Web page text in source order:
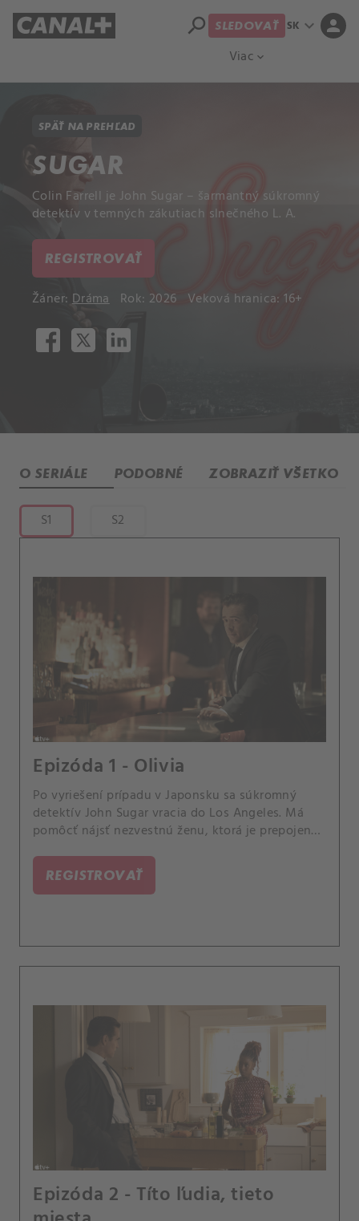
Viac expand_more
search SLEDOVAŤ SK expand_more person
SPÄŤ NA PREHĽAD
SUGAR
Colin Farrell je John Sugar – šarmantný súkromný
detektív v temných zákutiach slnečného L. A.
REGISTROVAŤ
Žáner: Dráma Rok: 2026 Veková hranica: 16+
O SERIÁLE PODOBNÉ ZOBRAZIŤ VŠETKO
S1 S2
Epizóda 1 - Olivia
Po vyriešení prípadu v Japonsku sa súkromný
detektív John Sugar vracia do Los Angeles. Má
pomôcť nájsť nezvestnú ženu, ktorá je prepojená
REGISTROVAŤ
Epizóda 2 - Títo ľudia, tieto